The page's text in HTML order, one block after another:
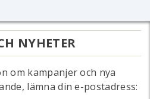
NYHETER
om kampanjer och nya
lämna din e-postadress: